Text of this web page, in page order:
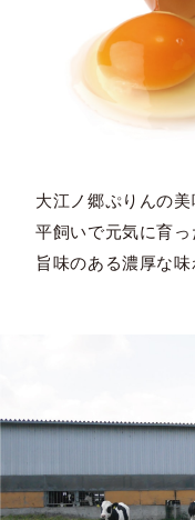
大江ノ郷ぷりんの美
平飼いで元気に育
旨味のある濃厚な味